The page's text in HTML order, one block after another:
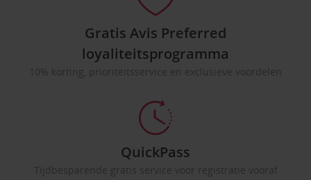
Gratis Avis Preferred
loyaliteitsprogramma
10% korting, prioriteitsservice en exclusieve voordelen
QuickPass
Tijdbesparende gratis service voor registratie vooraf